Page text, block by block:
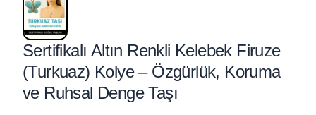
Sertifikalı Altın Renkli Kelebek Firuze
(Turkuaz) Kolye – Özgürlük, Koruma
ve Ruhsal Denge Taşı